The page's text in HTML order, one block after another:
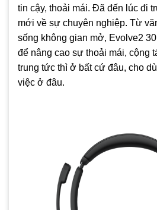
tin cậy, thoải mái. Đã đến lúc đi
mới về sự chuyên nghiệp. Từ
sống không gian mở, Evolve2
để nâng cao sự thoải mái, cộng
trung tức thì ở bất cứ đâu, cho
việc ở đâu.